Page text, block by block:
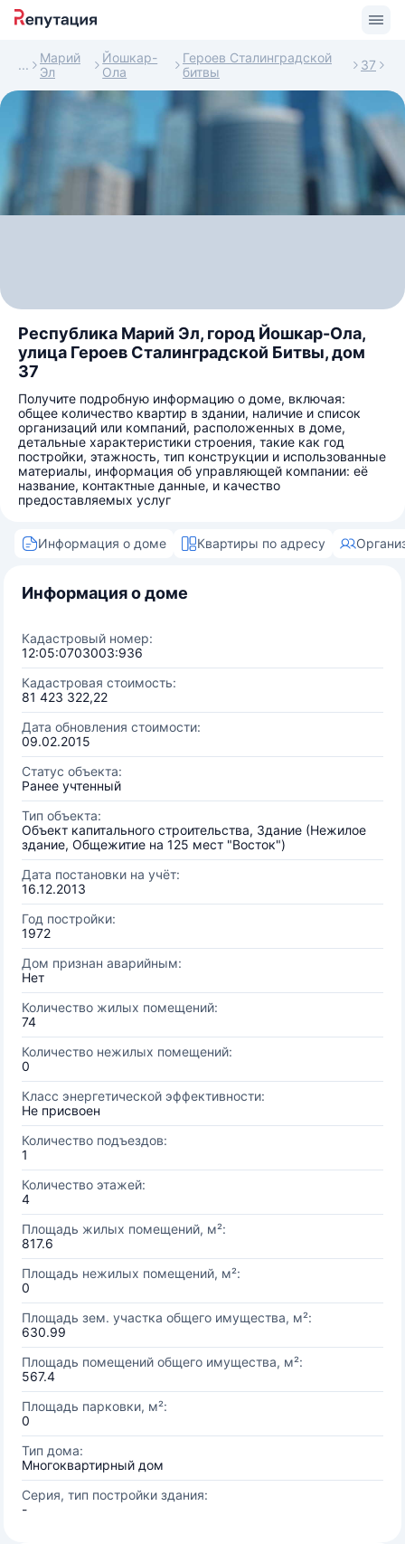
Марий
Эл
Йошкар-
Ола
Героев Сталинградской
битвы
37
Республика Марий Эл, город Йошкар-Ола,
улица Героев Сталинградской Битвы, дом
37
Получите подробную информацию о доме, включая:
общее количество квартир в здании, наличие и список
организаций или компаний, расположенных в доме,
детальные характеристики строения, такие как год
постройки, этажность, тип конструкции и использованные
материалы, информация об управляющей компании: её
название, контактные данные, и качество
предоставляемых услуг
Информация о доме Квартиры по адресу
Информация о доме
Кадастровый номер:
12:05:0703003:936
Кадастровая стоимость:
81 423 322,22
Дата обновления стоимости:
09.02.2015
Статус объекта:
Ранее учтенный
Тип объекта:
Объект капитального строительства, Здание (Нежилое
здание, Общежитие на 125 мест "Восток")
Дата постановки на учёт:
16.12.2013
Год постройки:
1972
Дом признан аварийным:
Нет
Количество жилых помещений:
74
Количество нежилых помещений:
0
Класс энергетической эффективности:
Не присвоен
Количество подъездов:
1
Количество этажей:
4
Площадь жилых помещений, м²:
817.6
Площадь нежилых помещений, м²:
0
Площадь зем. участка общего имущества, м²:
630.99
Площадь помещений общего имущества, м²:
567.4
Площадь парковки, м²:
0
Тип дома:
Многоквартирный дом
Серия, тип постройки здания:
-